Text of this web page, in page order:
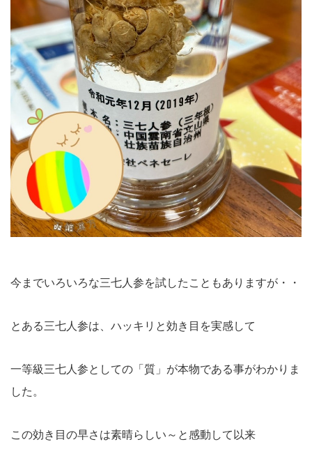
今までいろいろな三七人参を試したこともありますが・・
とある三七人参は、ハッキリと効き目を実感して
一等級三七人参としての「質」が本物である事がわかりま
した。
この効き目の早さは素晴らしい～と感動して以来